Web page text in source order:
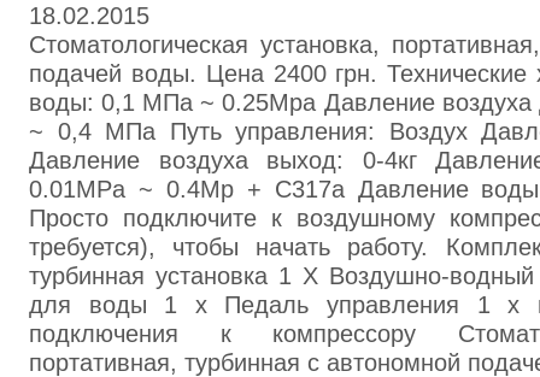
18.02.2015
Стоматологическая установка,
подачей воды. Цена 2400 грн. Технические
воды: 0,1 МПа ~ 0.25Mpa Давление воздуха
~ 0,4 МПа Путь управления: Воздух
Давление воздуха выход: 0-4кг
0.01MPa ~ 0.4Mp + C317a Давление
Просто подключите к воздушному
требуется), чтобы начать работу.
турбинная установка 1 X Воздушно-
для воды 1 х Педаль управления 1 х
подключения к компрессору
портативная, турбинная с автономной